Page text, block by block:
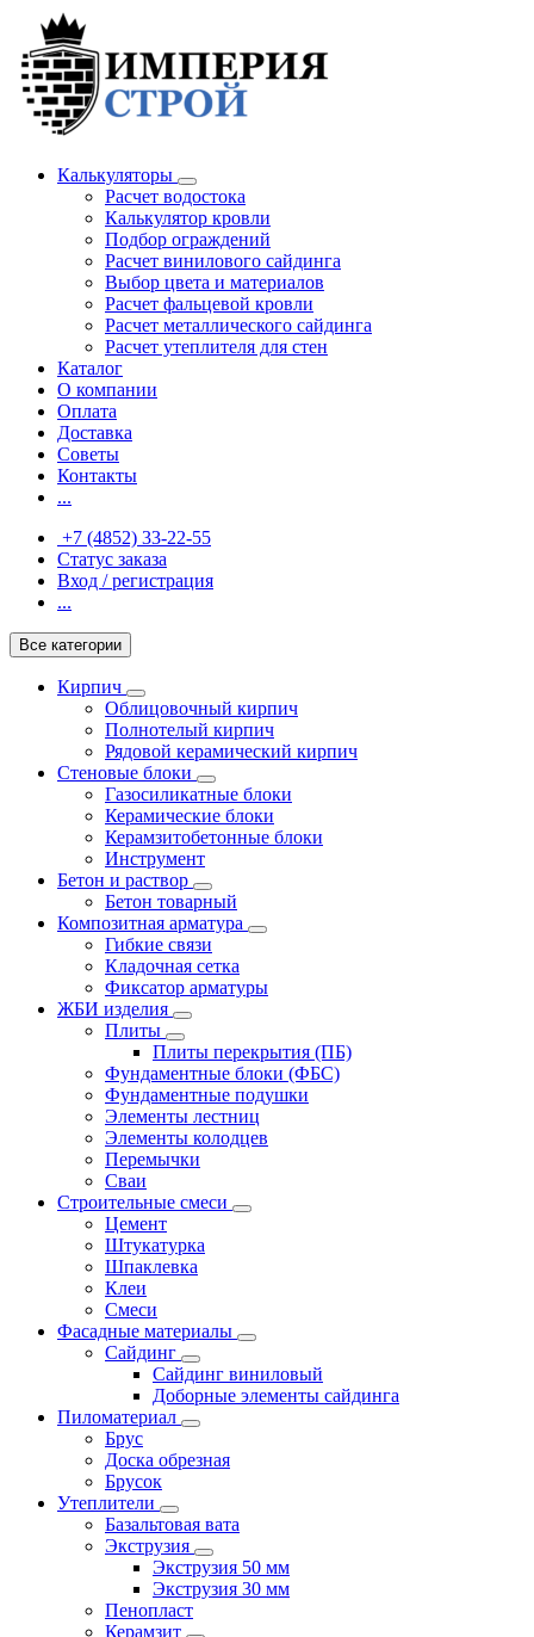
Калькуляторы
Расчет водостока
Калькулятор кровли
Подбор ограждений
Расчет винилового сайдинга
Выбор цвета и материалов
Расчет фальцевой кровли
Расчет металлического сайдинга
Расчет утеплителя для стен
Каталог
О компании
Оплата
Доставка
Советы
Контакты
...
+7 (4852) 33-22-55
Статус заказа
Вход / регистрация
...
Все категории
Кирпич
Облицовочный кирпич
Полнотелый кирпич
Рядовой керамический кирпич
Стеновые блоки
Газосиликатные блоки
Керамические блоки
Керамзитобетонные блоки
Инструмент
Бетон и раствор
Бетон товарный
Композитная арматура
Гибкие связи
Кладочная сетка
Фиксатор арматуры
ЖБИ изделия
Плиты
Плиты перекрытия (ПБ)
Фундаментные блоки (ФБС)
Фундаментные подушки
Элементы лестниц
Элементы колодцев
Перемычки
Сваи
Строительные смеси
Цемент
Штукатурка
Шпаклевка
Клеи
Смеси
Фасадные материалы
Сайдинг
Сайдинг виниловый
Доборные элементы сайдинга
Пиломатериал
Брус
Доска обрезная
Брусок
Утеплители
Базальтовая вата
Экструзия
Экструзия 50 мм
Экструзия 30 мм
Пенопласт
Керамзит